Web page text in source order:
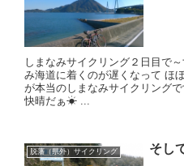
しまなみサイクリング２日目で
み海道に着くのが遅くなって ほ
が本当のしまなみサイクリング
快晴だぁ☀ ...
脱藩（県外）サイクリング そし